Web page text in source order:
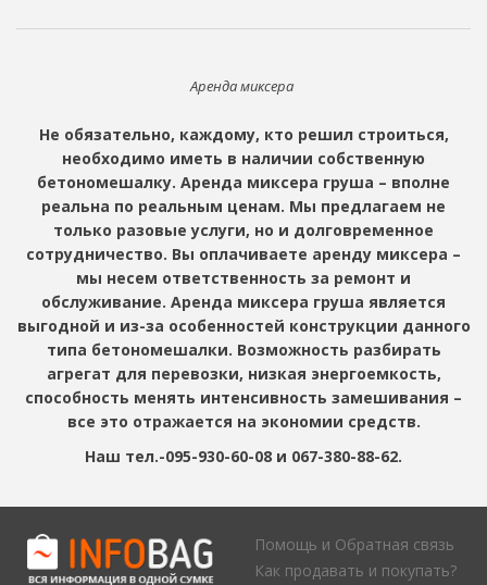
Аренда миксера
Не обязательно, каждому, кто решил строиться,
необходимо иметь в наличии собственную
бетономешалку. Аренда миксера груша – вполне
реальна по реальным ценам. Мы предлагаем не
только разовые услуги, но и долговременное
сотрудничество. Вы оплачиваете аренду миксера –
мы несем ответственность за ремонт и
обслуживание. Аренда миксера груша является
выгодной и из-за особенностей конструкции данного
типа бетономешалки. Возможность разбирать
агрегат для перевозки, низкая энергоемкость,
способность менять интенсивность замешивания –
все это отражается на экономии средств.
Наш тел.-095-930-60-08 и 067-380-88-62.
Помощь и Обратная связь
Как продавать и покупать?